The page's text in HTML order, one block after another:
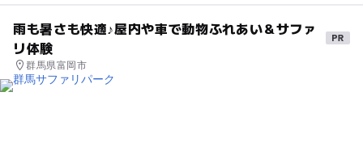
雨も暑さも快適♪屋内や車で動物ふれあい＆サファ
リ体験
群馬県富岡市